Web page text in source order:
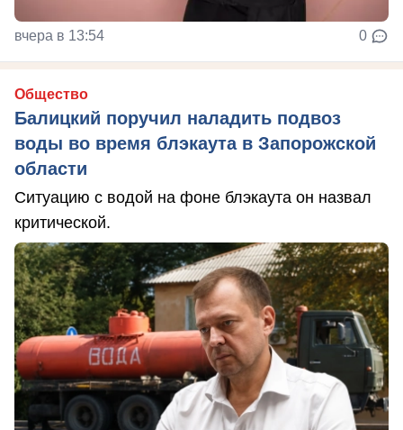
вчера в 13:54 0
Общество
Балицкий поручил наладить подвоз
воды во время блэкаута в Запорожской
области
Ситуацию с водой на фоне блэкаута он назвал
критической.